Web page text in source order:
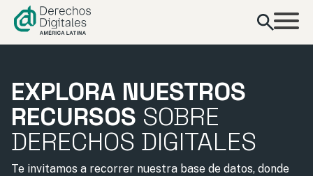
contenido
EXPLORA NUESTROS
RECURSOS SOBRE
DERECHOS DIGITALES
Te invitamos a recorrer nuestra base de datos, donde